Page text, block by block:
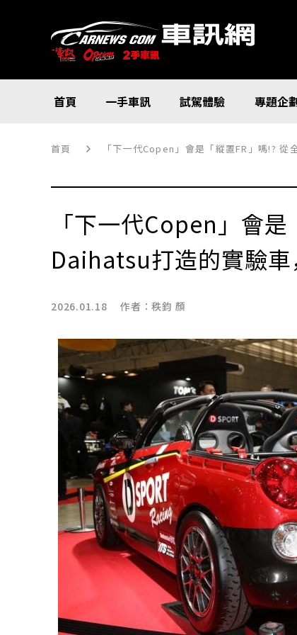
首頁 一手車訊 試駕體驗 專題企
首頁 「下一代Copen」會是「縱置FR」嗎!?
「下一代Copen」會
Daihatsu打造的實驗
2026.01.18 作者：秩鈞 顏